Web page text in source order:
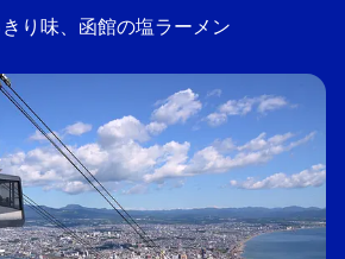
り味、函館の塩ラーメン